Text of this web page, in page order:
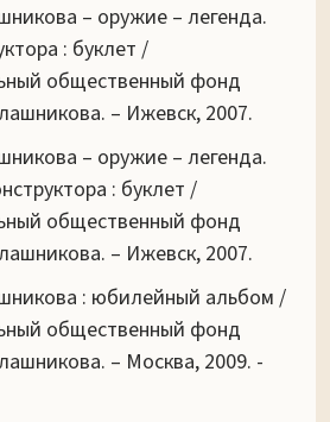
– оружие – легенда.
: буклет /
общественный фонд
– Ижевск, 2007.
– оружие – легенда.
: буклет /
общественный фонд
– Ижевск, 2007.
: юбилейный альбом /
общественный фонд
– Москва, 2009. -